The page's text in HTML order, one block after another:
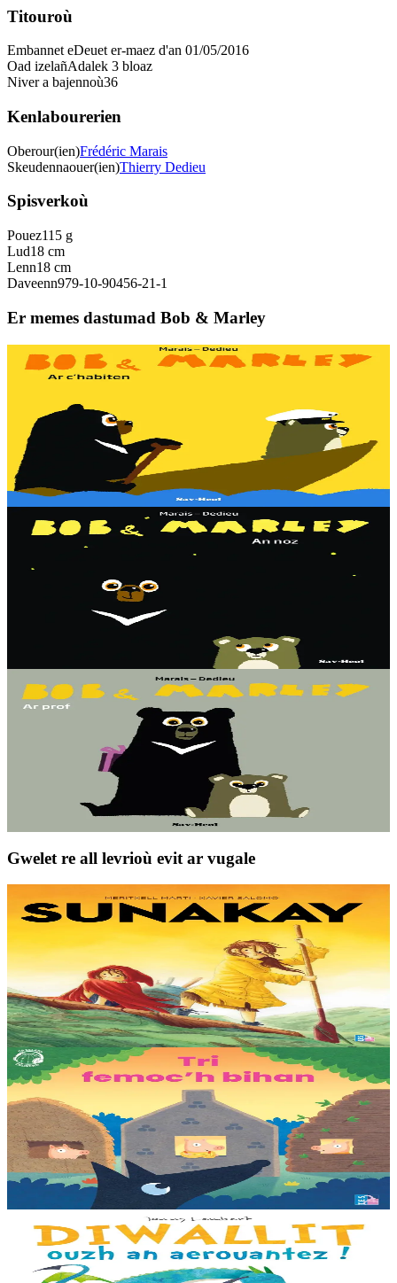
Titouroù
Embannet eDeuet er-maez d'an 01/05/2016
Oad izelañAdalek 3 bloaz
Niver a bajennoù36
Kenlabourerien
Oberour(ien)Frédéric Marais
Skeudennaouer(ien)Thierry Dedieu
Spisverkoù
Pouez115 g
Lud18 cm
Lenn18 cm
Daveenn979-10-90456-21-1
Er memes dastumad Bob & Marley
3 bloaz hag ouzhpenn
Sav-heol
Bob & Marley - Ar c'habiten
Bob en deus c'hoant da gaout ur vag. Met penaos bezañ kabiten ?
Dougen bri d'ar vignoniezh gant fent ha teneridigezh eo pal an
dastumad-mañ.
Er stok7,00 €
Sav-heol
Bob & Marley - An noz
Aon en deus Bob fenoz. Aon en deus da gousket. C'hoant en deus
da chom dihun. Ha dont a raio a-benn ? Dougen bri d'ar vignoniezh
gant fent ha teneridigezh eo pal an dastumad-mañ....
Sav-heol
Bob & Marley - Ar prof
Setu Marley o profañ ur skabell d'e vignon Bob. Daoust hag-eñ e
plijo dezhañ ? Dougen bri d'ar vignoniezh gant fent ha teneridigezh
eo pal an dastumad-mañ.
Gwelet re all levrioù evit ar vugale
TES
Sunakay
Deuet eo ar mor da vezañ ur pezh lennad loustoni hep netra vev
ennañ ken. Div c’hoar zo o chom war un enez plastik, o klask bevañ
evel ma c’hallont, e-touez al lastez....
Er stok25,00 €
3 bloaz hag ouzhpenn
TES
Tri femoc'h bihan
Ur wech e oa tri femoc’h bihan hag a veve eürus gant o zud. Un
deiz koulskoude e voe poent da bep hini kaout e di ! Ur rummad
savet a-ratozh evit ar vugale...
Bannoù-heol
Diwallit ouzh an aerouantez !